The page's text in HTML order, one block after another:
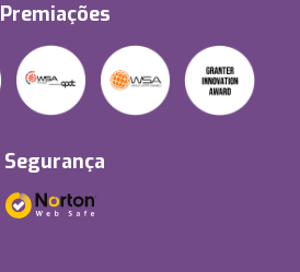
Premiações
Segurança